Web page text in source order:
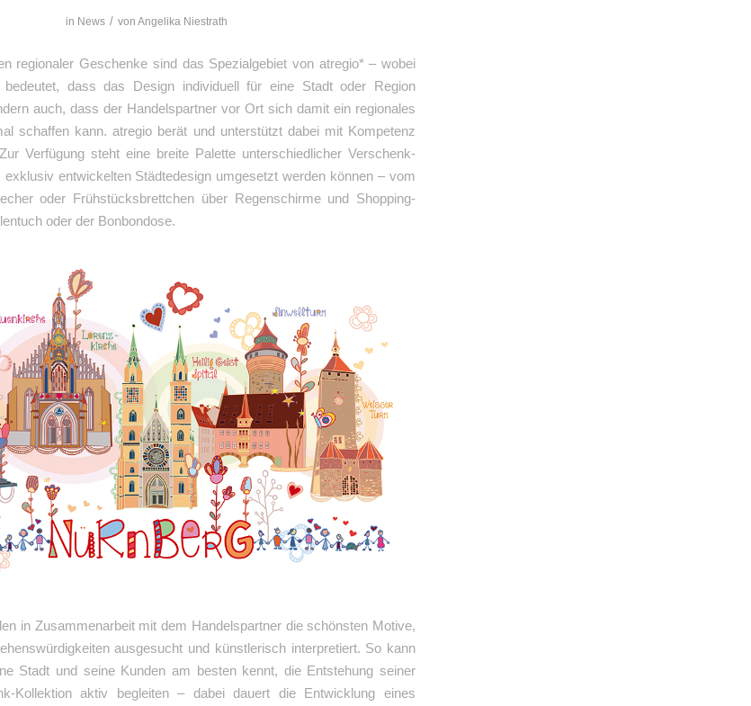
in News / von Angelika Niestrath
regionaler Geschenke sind das Spezialgebiet von atregio* – wobei
bedeutet, dass das Design individuell für eine Stadt oder Region
auch, dass der Handelspartner vor Ort sich damit ein regionales
schaffen kann. atregio berät und unterstützt dabei mit Kompetenz
Zur Verfügung steht eine breite Palette unterschiedlicher Verschenk-
exklusiv entwickelten Städtedesign umgesetzt werden können – vom
oder Frühstücksbrettchen über Regenschirme und Shopping-
oder der Bonbondose.
in Zusammenarbeit mit dem Handelspartner die schönsten Motive,
ausgesucht und künstlerisch interpretiert. So kann
Stadt und seine Kunden am besten kennt, die Entstehung seiner
Kollektion aktiv begleiten – dabei dauert die Entwicklung eines